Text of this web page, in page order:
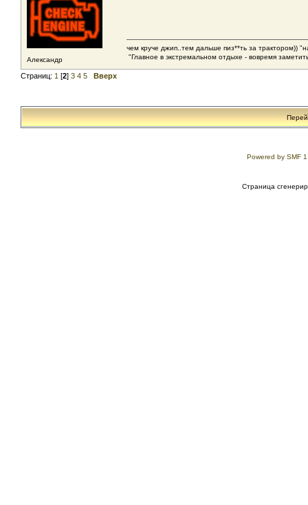
Александр
чем круче джип..тем дальше пиз**ть за трактором))
"Главное в экстремальном отдыхе - вовремя
Страниц: 1 [2] 3 4 5 Вверх
Powered by SMF
Страница